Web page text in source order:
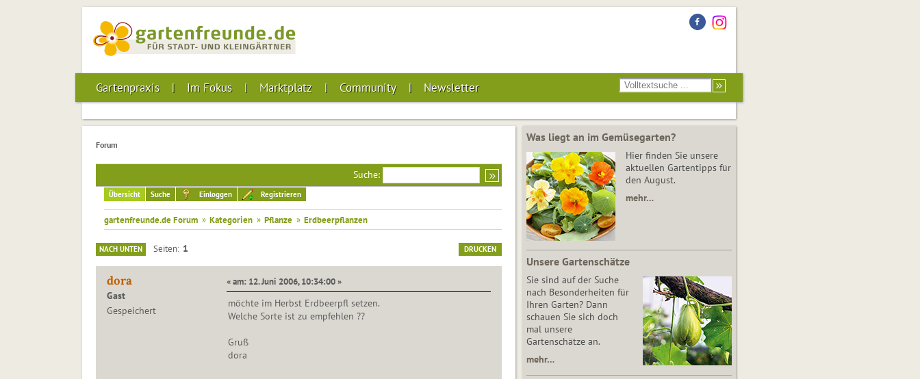
Gartenpraxis Im Fokus Marktplatz Community Newsletter
Forum
Suche:
Übersicht Suche Einloggen Registrieren
gartenfreunde.de Forum » Kategorien » Pflanze » Erdbeerpflanzen
DRUCKEN
NACH UNTEN Seiten 1
dora
Gast
Gespeichert
« am: 12. Juni 2006, 10:34:00 »
möchte im Herbst Erdbeerpfl setzen.
Welche Sorte ist zu empfehlen ??
Gruß
dora
Was liegt an im Gemüsegarten?
Hier finden Sie unsere
aktuellen Gartentipps für
den August.
mehr…
Unsere Gartenschätze
Sie sind auf der Suche
nach Besonderheiten für
Ihren Garten? Dann
schauen Sie sich doch
mal unsere
Gartenschätze an.
mehr…